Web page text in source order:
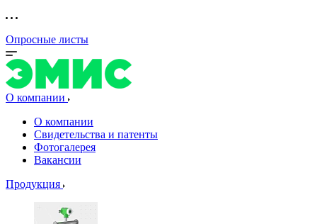
Опросные листы
О компании
О компании
Свидетельства и патенты
Фотогалерея
Вакансии
Продукция